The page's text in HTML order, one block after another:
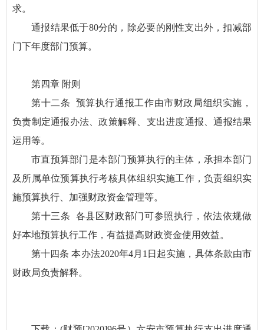
求。
通报结果低于80分的，除必要的刚性支出外，扣减部
门下年度部门预算。
第四章 附则
第十二条 预算执行通报工作由市财政局组织实施，
负责制定通报办法、政策解释、支出进度通报、通报结果
运用等。
市直预算部门是本部门预算执行的主体，承担本部门
及所属单位预算执行考核具体组织实施工作，负责组织实
施预算执行、加强财政资金管理等。
第十三条 各县区财政部门可参照执行，依法依规做
好本地预算执行工作，有益提高财政资金使用效益。
第十四条 本办法2020年4月1日起实施，具体条款由市
财政局负责解释。